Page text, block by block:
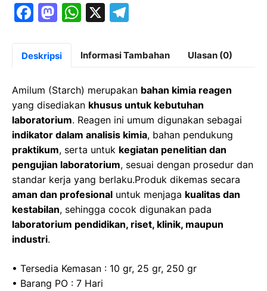
F
c
b
o
o
k
M
st
d
o
n
W
at
s
A
p
p
X
e
gr
a
m
Deskripsi Informasi Tambahan Ulasan (0)
Amilum (Starch) merupakan bahan kimia reagen
yang disediakan khusus untuk kebutuhan
laboratorium. Reagen ini umum digunakan sebagai
indikator dalam analisis kimia, bahan pendukung
praktikum, serta untuk kegiatan penelitian dan
pengujian laboratorium, sesuai dengan prosedur dan
standar kerja yang berlaku.Produk dikemas secara
aman dan profesional untuk menjaga kualitas dan
kestabilan, sehingga cocok digunakan pada
laboratorium pendidikan, riset, klinik, maupun
industri.
• Tersedia Kemasan : 10 gr, 25 gr, 250 gr
• Barang PO : 7 Hari